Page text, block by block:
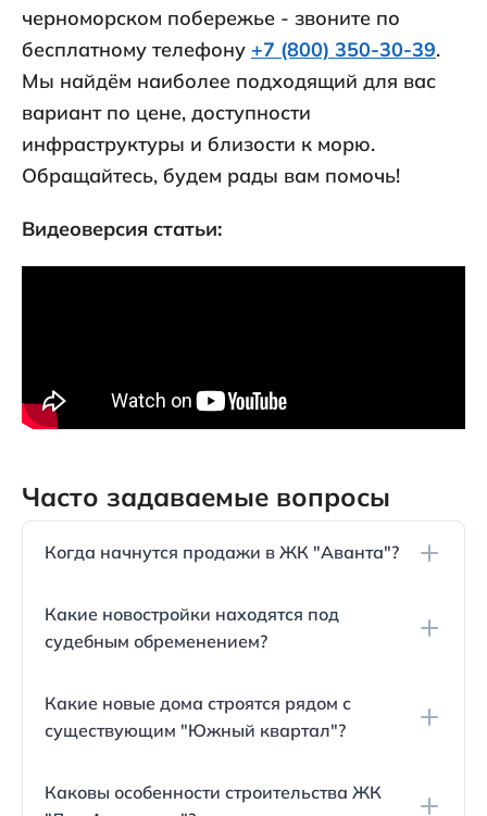
черноморском побережье - звоните по
бесплатному телефону +7 (800) 350-30-39.
Мы найдём наиболее подходящий для вас
вариант по цене, доступности
инфраструктуры и близости к морю.
Обращайтесь, будем рады вам помочь!
Видеоверсия статьи:
Часто задаваемые вопросы
Когда начнутся продажи в ЖК "Аванта"?
раньше назывался "Высокий Берег", ожидаются с
марта 2022 года. Комплекс строится на участке
девятиэтажных домов.
Какие новостройки находятся под
судебным обременением?
обременением, но есть вероятность получения
разрешения на строительство в течение 022 года.
Какие новые дома строятся рядом с
существующим "Южный квартал"?
расположенный недалеко от уже существующего
Каковы особенности строительства ЖК